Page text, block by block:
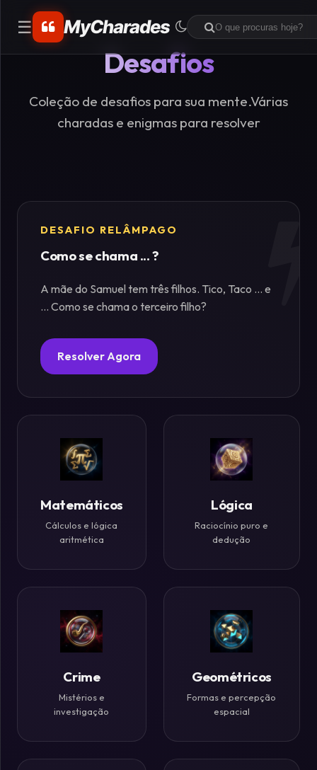
☰ MyCharades
Matemáticos
Charadas
Lógica
Fósforos
Criptografia
Paradoxos
Mente
Mistérios
Históricos
Ótica
Desafios
Desafios
Coleção de desafios para sua mente.Várias
charadas e enigmas para resolver
DESAFIO RELÂMPAGO
Como se chama ... ?
A mãe do Samuel tem três filhos. Tico, Taco ... e
... Como se chama o terceiro filho?
Resolver Agora
Matemáticos
Cálculos e lógica
aritmética
Lógica
Raciocínio puro e
dedução
Crime
Mistérios e
investigação
Geométricos
Formas e percepção
espacial